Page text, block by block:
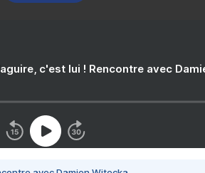
c'est lui ! Rencontre avec